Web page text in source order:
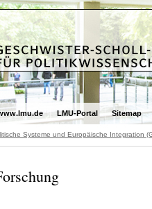
LMU-Portal Sitemap
Systeme und Europäische Integration